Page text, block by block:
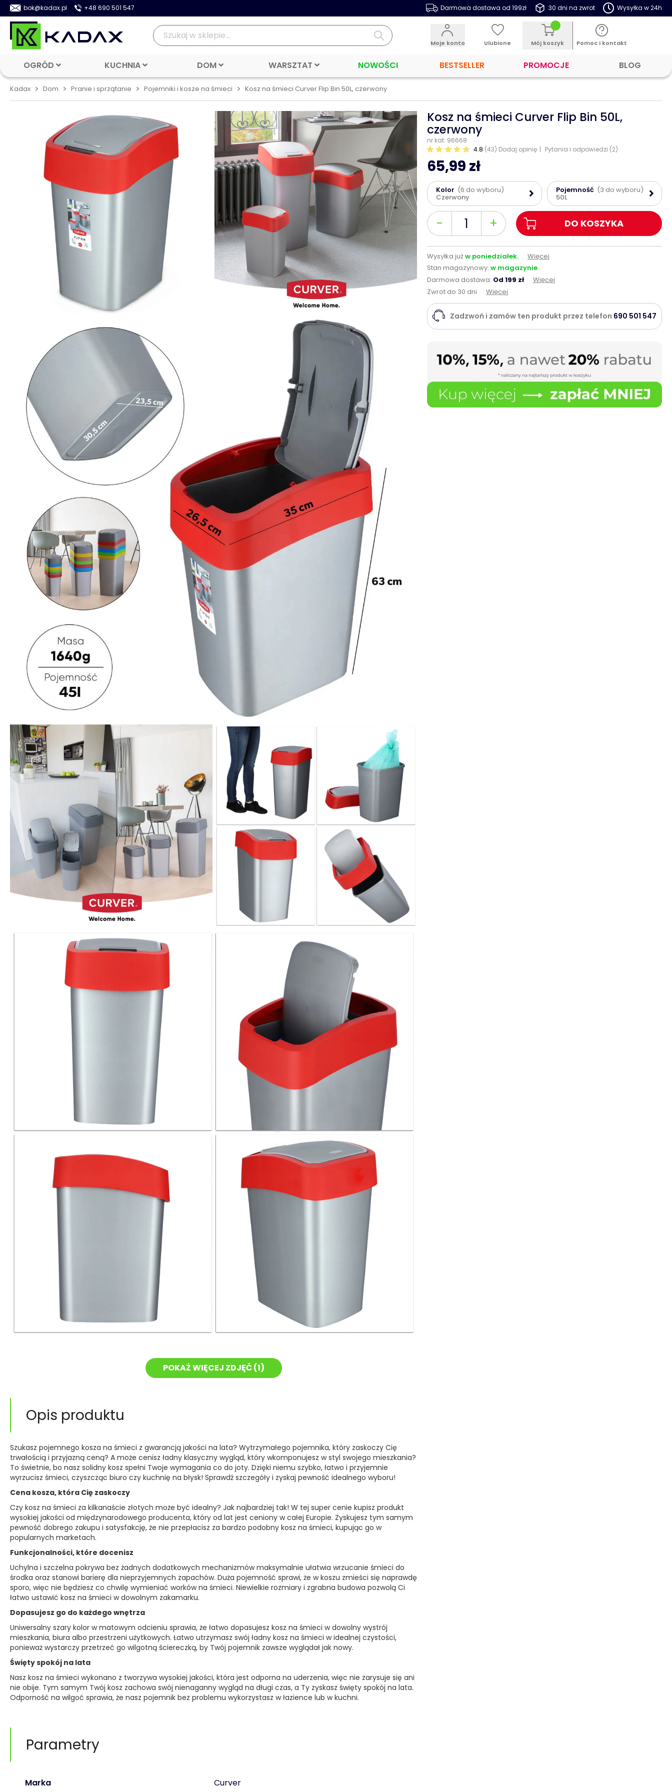
bok@kadax.pl +48 690 501 547 Darmowa dostawa od 199zł 30 dni na zwrot Wysyłka w 24h
Moje konto Ulubione Mój koszyk Pomoc i kontakt
OGRÓD KUCHNIA DOM WARSZTAT NOWOŚCI BESTSELLER PROMOCJE BLOG
Kadax > Dom > Pranie i sprzątanie > Pojemniki i kosze na śmieci > Kosz na śmieci Curver Flip Bin 50L, czerwony
POKAŻ WIĘCEJ ZDJĘĆ (1)
Opis produktu
Szukasz pojemnego kosza na śmieci z gwarancją jakości na lata? Wytrzymałego pojemnika, który zaskoczy Cię
trwałością i przyjazną ceną? A może cenisz ładny klasyczny wygląd, który wkomponujesz w styl swojego mieszkania?
To świetnie, bo nasz solidny kosz spełni Twoje wymagania co do joty. Dzięki niemu szybko, łatwo i przyjemnie
wyrzucisz śmieci, czyszcząc biuro czy kuchnię na błysk! Sprawdź szczegóły i zyskaj pewność idealnego wyboru!
Cena kosza, która Cię zaskoczy
Czy kosz na śmieci za kilkanaście złotych może być idealny? Jak najbardziej tak! W tej super cenie kupisz produkt
wysokiej jakości od międzynarodowego producenta, który od lat jest ceniony w całej Europie. Zyskujesz tym samym
pewność dobrego zakupu i satysfakcję, że nie przepłacisz za bardzo podobny kosz na śmieci, kupując go w
popularnych marketach.
Funkcjonalności, które docenisz
Uchylna i szczelna pokrywa bez żadnych dodatkowych mechanizmów maksymalnie ułatwia wrzucanie śmieci do
środka oraz stanowi barierę dla nieprzyjemnych zapachów. Duża pojemność sprawi, że w koszu zmieści się naprawdę
sporo, więc nie będziesz co chwilę wymieniać worków na śmieci. Niewielkie rozmiary i zgrabna budowa pozwolą Ci
łatwo ustawić kosz na śmieci w dowolnym zakamarku.
Dopasujesz go do każdego wnętrza
Uniwersalny szary kolor w matowym odcieniu sprawia, że łatwo dopasujesz kosz na śmieci w dowolny wystrój
mieszkania, biura albo przestrzeni użytkowych. Łatwo utrzymasz swój ładny kosz na śmieci w idealnej czystości,
ponieważ wystarczy przetrzeć go wilgotną ściereczką, by Twój pojemnik zawsze wyglądał jak nowy.
Święty spokój na lata
Nasz kosz na śmieci wykonano z tworzywa wysokiej jakości, która jest odporna na uderzenia, więc nie zarysuje się ani
nie obije. Tym samym Twój kosz zachowa swój nienaganny wygląd na długi czas, a Ty zyskasz święty spokój na lata.
Odporność na wilgoć sprawia, że nasz pojemnik bez problemu wykorzystasz w łazience lub w kuchni.
Parametry
Marka Curver
Kosz na śmieci Curver Flip Bin 50L,
czerwony
nr kat: 96668
4.8 (43) Dodaj opinię Pytania i odpowiedzi (2)
65,99 zł
Kolor (6 do wyboru)
Czerwony
Pojemność (3 do wyboru)
50L
-
Ilość + DO KOSZYKA
Wysyłka jużw poniedziałek.
Więcej
Stan magazynowy: w magazynie
Darmowa dostawa: Od 199 zł
Więcej
Zwrot do 30 dni
Więcej
Zadzwoń i zamów ten produkt przez telefon 690 501 547